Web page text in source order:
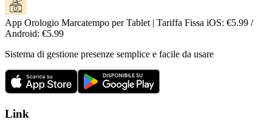
App Orologio Marcatempo per Tablet | Tariffa Fissa iOS: €5.99 /
Android: €5.99
Sistema di gestione presenze semplice e facile da usare
Link